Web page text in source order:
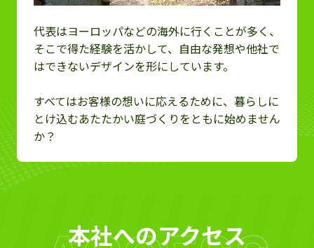
代表はヨーロッパなどの海外に行くことが多く、
そこで得た経験を活かして、自由な発想や他社で
はできないデザインを形にしています。
すべてはお客様の想いに応えるために、暮らしに
とけ込むあたたかい庭づくりをともに始めません
か？
本社へのアクセス